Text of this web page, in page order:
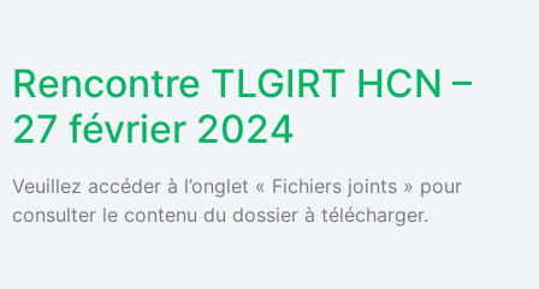
Rencontre TLGIRT HCN –
27 février 2024
Veuillez accéder à l’onglet « Fichiers joints » pour
consulter le contenu du dossier à télécharger.